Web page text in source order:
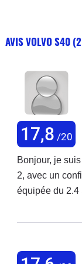
AVIS VOLVO S40
17,8 /20
Bonjour, je
2, avec un
équipée du 2.4
moteur
marque (D4